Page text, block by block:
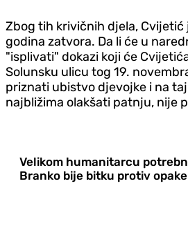
Zbog tih krivičnih djela, Cvijetić
godina zatvora. Da li će u
"isplivati" dokazi koji će
Solunsku ulicu tog 19.
priznati ubistvo djevojke i na
najbližima olakšati patnju, nije
Velikom humanitarcu
Branko bije bitku protiv